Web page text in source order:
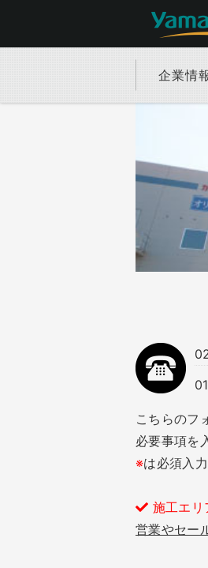
企業情
こちらのフ
必要事項を
※は必須入
施工エリ
営業やセー